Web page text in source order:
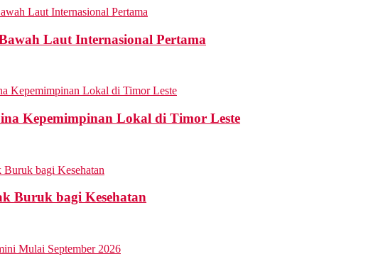
Laut Internasional Pertama
Kepemimpinan Lokal di Timor Leste
Buruk bagi Kesehatan